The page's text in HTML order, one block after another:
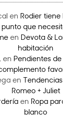
en Rodier
punto que
en Devota &
habitación
en Pendientes
en
Romeo + Juliet
en Ropa
blanco